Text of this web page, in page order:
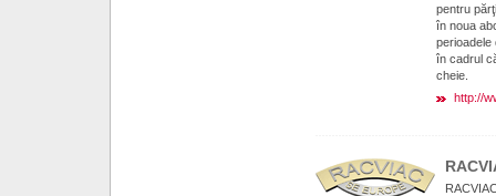
pentru
în noua
perioadele
în cadrul
cheie.
http://